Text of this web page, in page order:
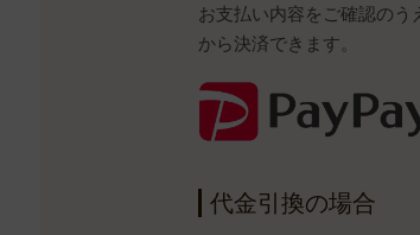
お支払い内容をご確認の
から決済できます。
代金引換の場合